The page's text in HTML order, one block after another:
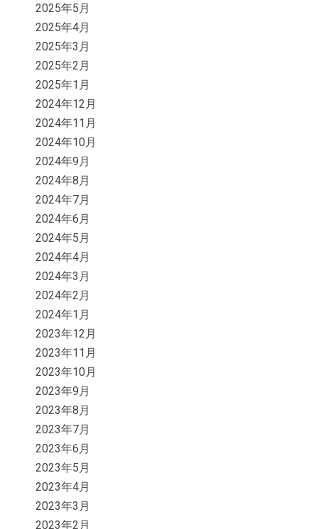
2025年5月
2025年4月
2025年3月
2025年2月
2025年1月
2024年12月
2024年11月
2024年10月
2024年9月
2024年8月
2024年7月
2024年6月
2024年5月
2024年4月
2024年3月
2024年2月
2024年1月
2023年12月
2023年11月
2023年10月
2023年9月
2023年8月
2023年7月
2023年6月
2023年5月
2023年4月
2023年3月
2023年2月